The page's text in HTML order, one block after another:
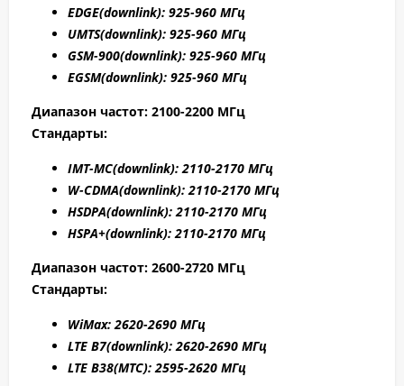
EDGE(downlink): 925-960 МГц
UMTS(downlink): 925-960 МГц
GSM-900(downlink): 925-960 МГц
EGSM(downlink): 925-960 МГц
Диапазон частот: 2100-2200 МГц
Стандарты:
IMT-MC(downlink): 2110-2170 МГц
W-CDMA(downlink): 2110-2170 МГц
HSDPA(downlink): 2110-2170 МГц
HSPA+(downlink): 2110-2170 МГц
Диапазон частот: 2600-2720 МГц
Стандарты:
WiMax: 2620-2690 МГц
LTE B7(downlink): 2620-2690 МГц
LTE B38(МТС): 2595-2620 МГц